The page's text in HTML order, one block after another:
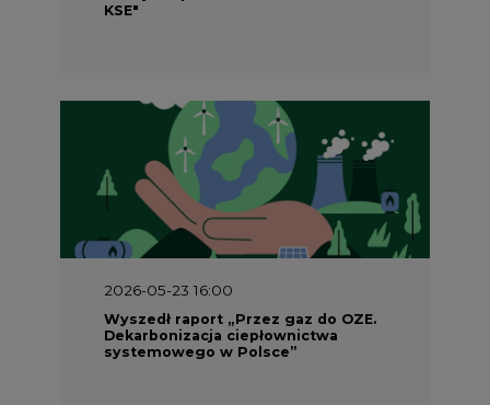
KSE"
2026-05-23 16:00
Wyszedł raport „Przez gaz do OZE.
Dekarbonizacja ciepłownictwa
systemowego w Polsce”